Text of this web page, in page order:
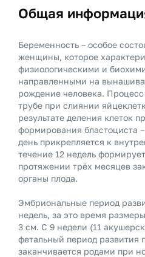
Общая
Беременность – особое
женщины, которое
физиологическими и
направленными на
рождение человека.
трубе при слиянии
результате деления клеток
формирования бластоциста
день прикрепляется к
течение 12 недель
протяжении трёх месяцев
органы плода.
Эмбриональные период
недель, за это время
3 см. С 9 недели (11
фетальный период развития
заканчивается родами при